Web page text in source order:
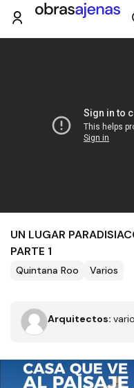
UN LUGAR
PARTE 1
Quintana Roo Varios
Arquitectos: